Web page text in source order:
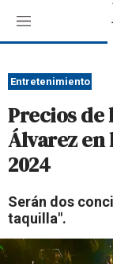
M
e
ú
Entretenimiento
Precios de
Álvarez en
2024
Serán dos
taquilla".